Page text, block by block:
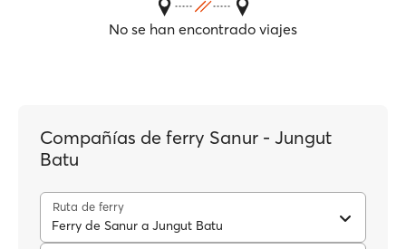
No se han encontrado viajes
Compañías de ferry Sanur - Jungut
Batu
Ruta de ferry
Ferry de Sanur a Jungut Batu